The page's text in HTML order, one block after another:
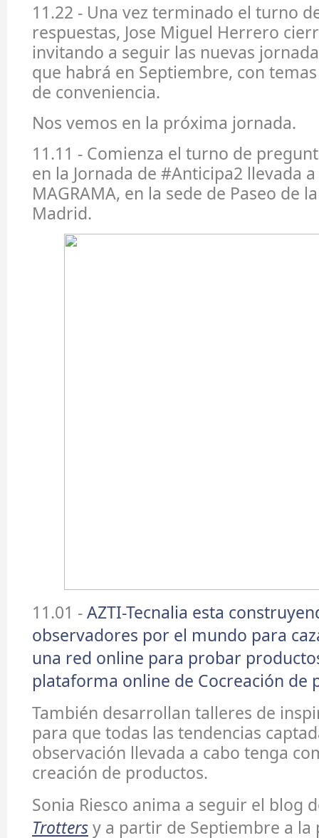
11.22 - Una vez terminado el turno
respuestas, Jose Miguel Herrero
invitando a seguir las nuevas
que habrá en Septiembre, con
de conveniencia.
Nos vemos en la próxima jornada.
11.11 - Comienza el turno de
en la Jornada de #Anticipa2 llevada
MAGRAMA, en la sede de Paseo de
Madrid.
11.01 -AZTI-Tecnalia esta
observadores por el mundo para
una red online para probar
plataforma online de Cocreación de
También desarrollan talleres de
para que todas las tendencias
observación llevada a cabo tenga
creación de productos.
Sonia Riesco anima a seguir el blog
Trottersy a partir de Septiembre a